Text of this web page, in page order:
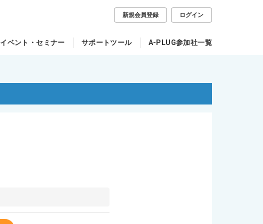
新規会員登録 ログイン
イベント・セミナー サポートツール A-PLUG参加社一覧